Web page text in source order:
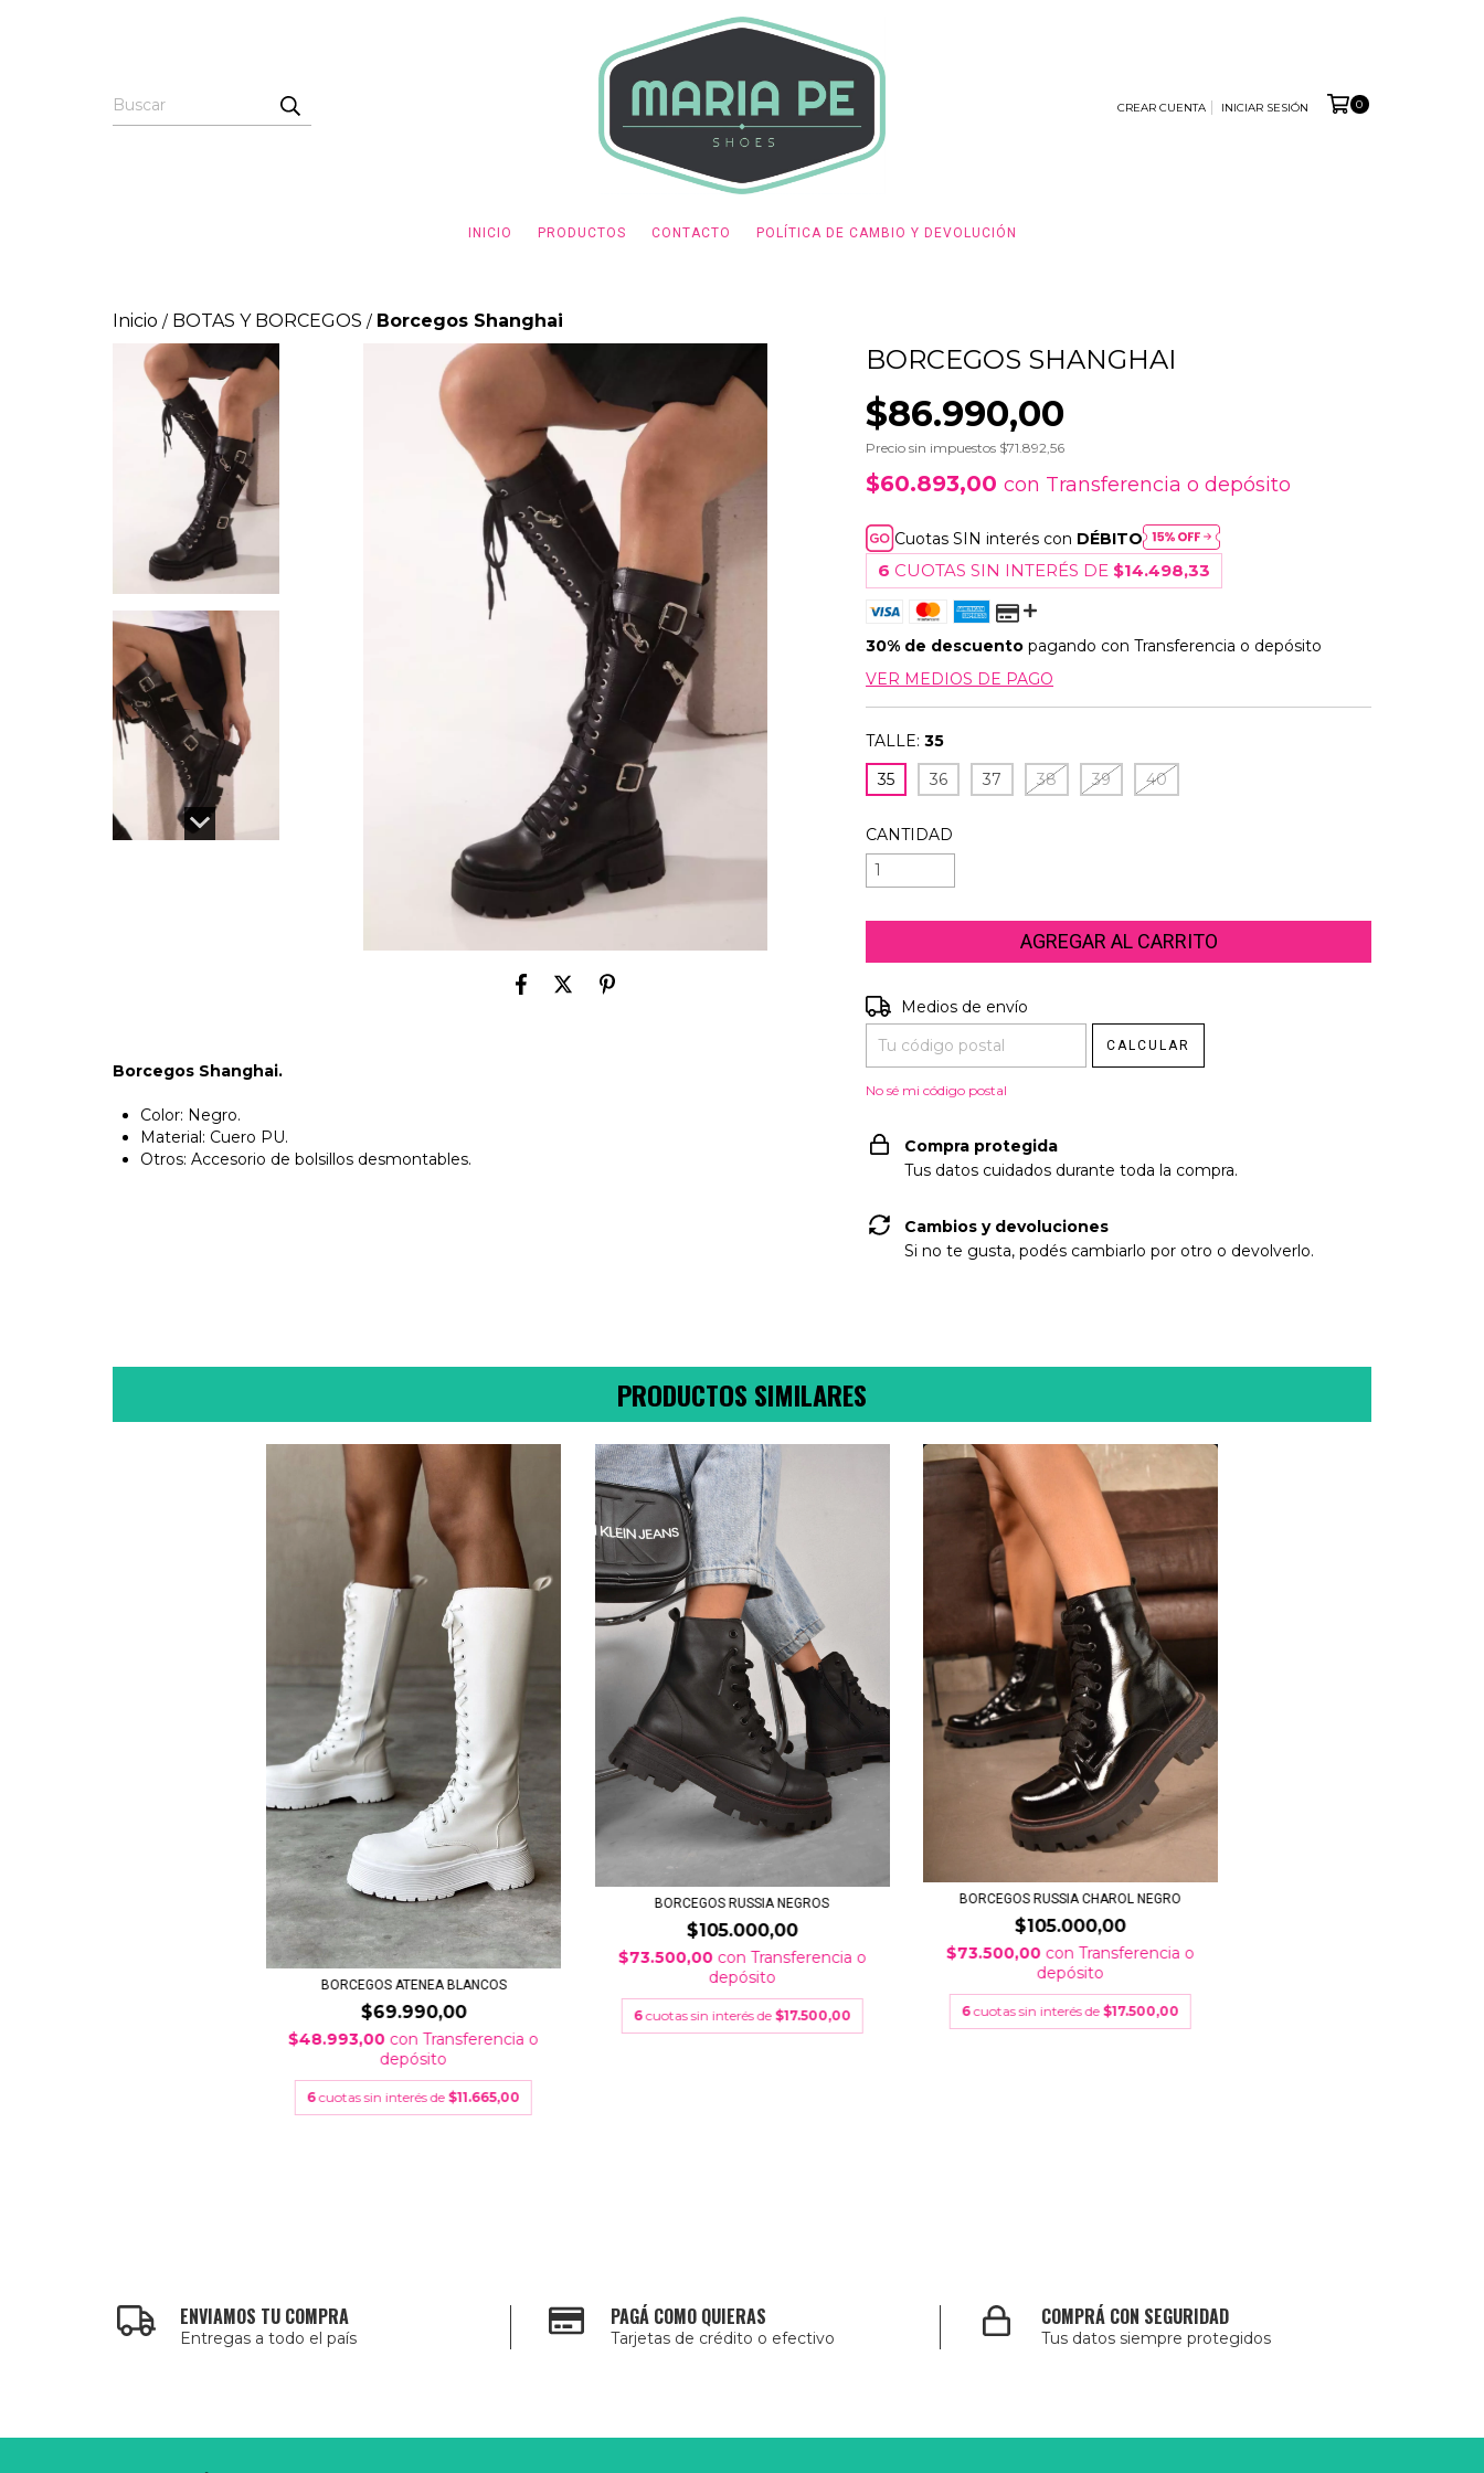
CREAR CUENTA INICIAR SESIÓN 0
INICIO PRODUCTOS CONTACTO POLÍTICA DE CAMBIO Y DEVOLUCIÓN
Inicio / BOTAS Y BORCEGOS / Borcegos Shanghai
Borcegos Shanghai.
Color: Negro.
Material: Cuero PU.
Otros: Accesorio de bolsillos desmontables.
BORCEGOS SHANGHAI
$86.990,00
Precio sin impuestos $71.892,56
$60.893,00con Transferencia o depósito
Cuotas SIN interés con DÉBITO
6 CUOTAS SIN INTERÉS DE $14.498,33
30% de descuento pagando con Transferencia o depósito
VER MEDIOS DE PAGO
TALLE: 35
35
36 37 38 39 40
CANTIDAD
Entregas para el CP:
Medios de envío
CALCULAR
No sé mi código postal
Compra protegida
Tus datos cuidados durante toda la compra.
Cambios y devoluciones
Si no te gusta, podés cambiarlo por otro o devolverlo.
PRODUCTOS SIMILARES
BORCEGOS ATENEA BLANCOS
$69.990,00
$48.993,00 con Transferencia o
depósito
6 cuotas sin interés de $11.665,00
BORCEGOS RUSSIA NEGROS
$105.000,00
$73.500,00 con Transferencia o
depósito
6 cuotas sin interés de $17.500,00
BORCEGOS RUSSIA CHAROL NEGRO
$105.000,00
$73.500,00 con Transferencia o
depósito
6 cuotas sin interés de $17.500,00
ENVIAMOS TU COMPRA
Entregas a todo el país
PAGÁ COMO QUIERAS
Tarjetas de crédito o efectivo
COMPRÁ CON SEGURIDAD
Tus datos siempre protegidos